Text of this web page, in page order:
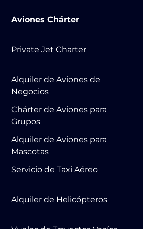
Aviones Chárter
Private Jet Charter
Alquiler de Aviones de
Negocios
Chárter de Aviones para
Grupos
Alquiler de Aviones para
Mascotas
Servicio de Taxi Aéreo
Alquiler de Helicópteros